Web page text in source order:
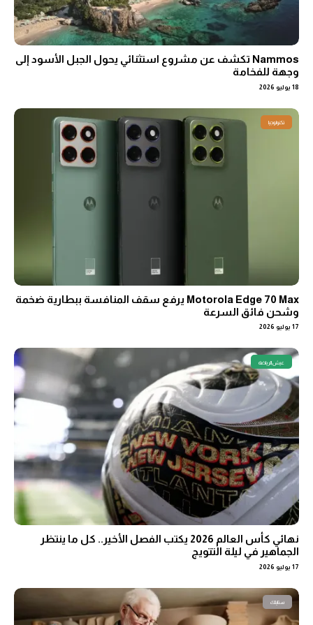
Nammos تكشف عن مشروع استثنائي يحول الجبل الأسود إلى
وجهة للفخامة
18 يوليو 2026
تكنولوجيا
Motorola Edge 70 Max يرفع سقف المنافسة ببطارية ضخمة
وشحن فائق السرعة
17 يوليو 2026
عيش الرياضة
نهائي كأس العالم 2026 يكتب الفصل الأخير.. كل ما ينتظر
الجماهير في ليلة التتويج
17 يوليو 2026
ستايلك